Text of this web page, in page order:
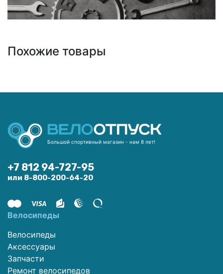
Похожие товары
Большой спортивный магазин - нам 8 лет!
+7 812 94-727-95
или 8-800-200-64-20
Велосипеды
Велосипеды
Аксессуары
Запчасти
Ремонт велосипедов